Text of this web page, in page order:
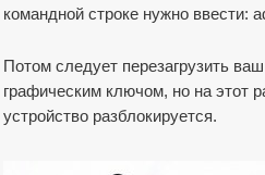
командной строке нужно ввести:
Потом следует перезагрузить
графическим ключом, но на этот
устройство разблокируется.